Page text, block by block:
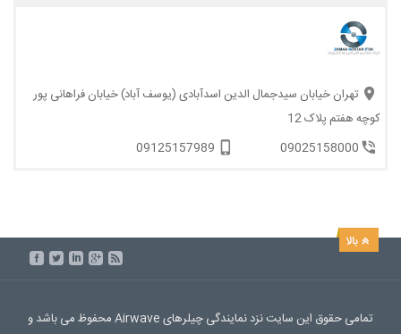
تهران خیابان سیدجمال الدین اسدآبادی (یوسف آباد) خیابان فراهانی پور
کوچه هفتم پلاک 12
09025158000
09125157989
تمامی حقوق این سایت نزد نمایندگی چیلرهای Airwave محفوظ می باشد و